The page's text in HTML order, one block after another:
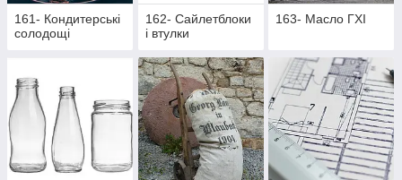
161- Кондитерські
солодощі
162- Cайлетблоки
і втулки
163- Масло ГХІ